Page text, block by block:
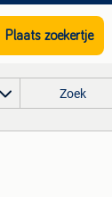
Plaats zoekertje
Zoek